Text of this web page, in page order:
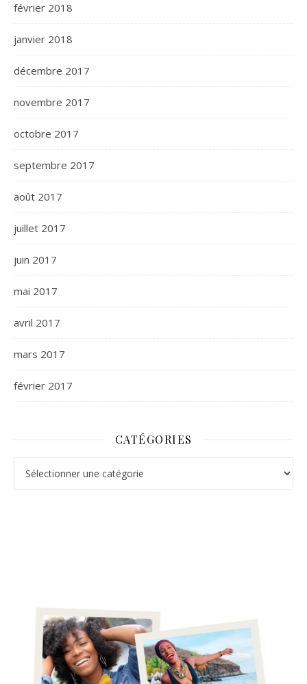
février 2018
janvier 2018
décembre 2017
novembre 2017
octobre 2017
septembre 2017
août 2017
juillet 2017
juin 2017
mai 2017
avril 2017
mars 2017
février 2017
CATÉGORIES